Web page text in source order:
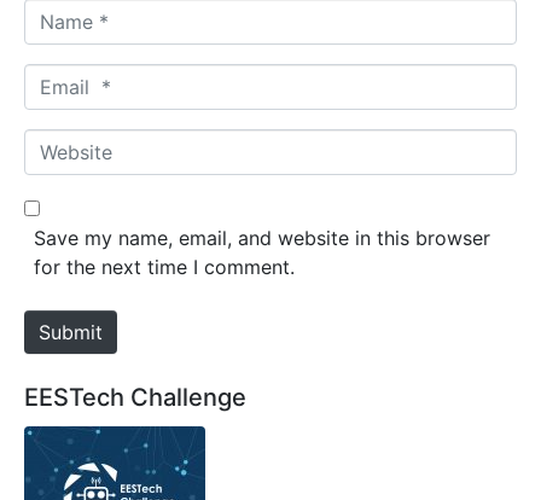
a
m
*
m
a
*
W
e
b
e
Save my name, email, and website in this browser
for the next time I comment.
Submit
EESTech Challenge